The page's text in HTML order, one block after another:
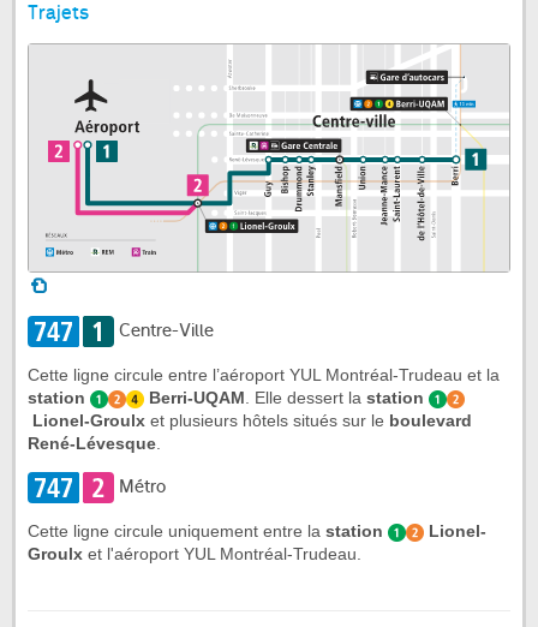
Trajets
Centre-Ville
Cette ligne circule entre l’aéroport YUL Montréal-Trudeau et la
station
Berri-UQAM . Elle dessert la station
Lionel-Groulx et plusieurs hôtels situés sur le boulevard
René-Lévesque
Métro
Cette ligne circule uniquement entre la station
Lionel-
Groulx et l'aéroport YUL Montréal-Trudeau.